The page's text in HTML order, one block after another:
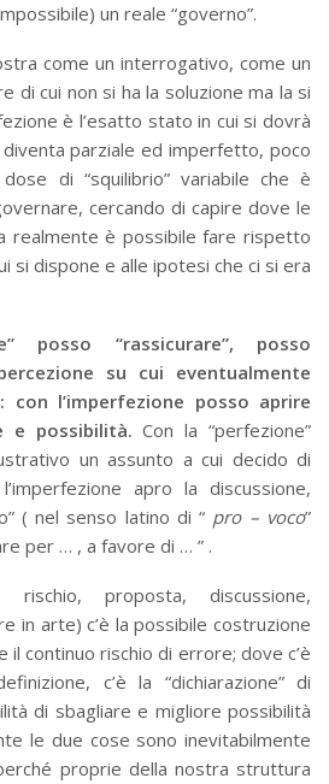
un reale “governo”.
come un interrogativo, come un
di cui non si ha la soluzione ma la si
è l’esatto stato in cui si dovrà
parziale ed imperfetto, poco
di “squilibrio” variabile che è
cercando di capire dove le
realmente è possibile fare rispetto
si dispone e alle ipotesi che ci si era
posso “rassicurare”, posso
su cui eventualmente
l’imperfezione posso aprire
e possibilità. Con la “perfezione”
un assunto a cui decido di
apro la discussione,
( nel senso latino di “ pro – voco”
per … , a favore di … ” .
rischio, proposta, discussione,
in arte) c’è la possibile costruzione
continuo rischio di errore; dove c’è
c’è la “dichiarazione” di
di sbagliare e migliore possibilità
le due cose sono inevitabilmente
proprie della nostra struttura